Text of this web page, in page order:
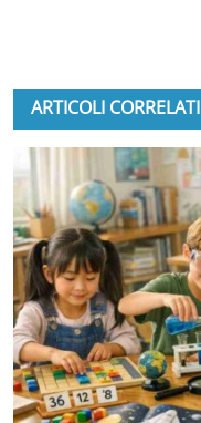
ARTICOLI CORRELATI